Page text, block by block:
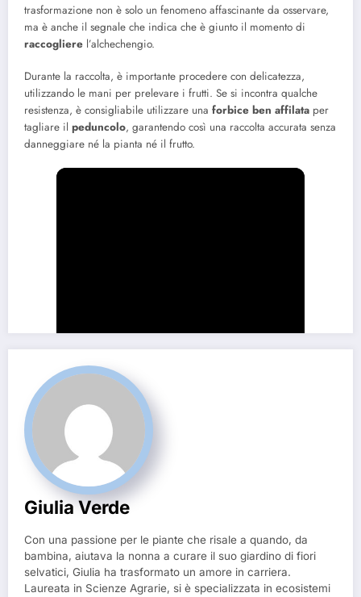
trasformazione non è solo un fenomeno affascinante da osservare,
ma è anche il segnale che indica che è giunto il momento di
raccogliere l’alchechengio.
Durante la raccolta, è importante procedere con delicatezza,
utilizzando le mani per prelevare i frutti. Se si incontra qualche
resistenza, è consigliabile utilizzare una forbice ben affilata per
tagliare il peduncolo, garantendo così una raccolta accurata senza
danneggiare né la pianta né il frutto.
Giulia Verde
Con una passione per le piante che risale a quando, da
bambina, aiutava la nonna a curare il suo giardino di fiori
selvatici, Giulia ha trasformato un amore in carriera.
Laureata in Scienze Agrarie, si è specializzata in ecosistemi